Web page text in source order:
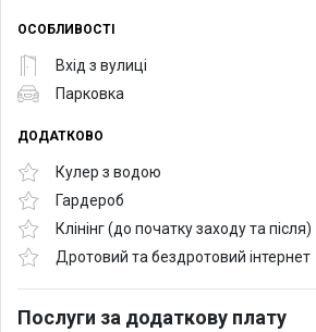
ОСОБЛИВОСТІ
Вхід з вулиці
Парковка
ДОДАТКОВО
Кулер з водою
Гардероб
Клінінг (до початку заходу та після)
Дротовий та бездротовий інтернет
Послуги за додаткову плату